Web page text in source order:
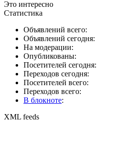
Это интересно
Статистика
Объявлений всего:
Объявлений сегодня:
На модерации:
Опубликованы:
Посетителей сегодня:
Переходов сегодня:
Посетителей всего:
Переходов всего:
В блокноте:
XML feeds